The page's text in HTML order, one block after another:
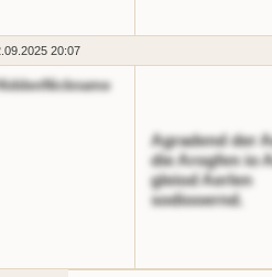
20:07
Agradend der
die Arogfen io
gleiod Aerlen
sodiooernd.